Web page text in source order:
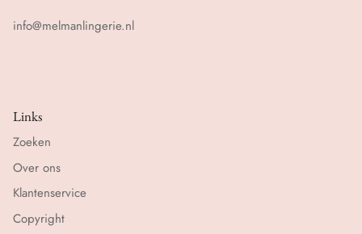
info@melmanlingerie.nl
Links
Zoeken
Over ons
Klantenservice
Copyright